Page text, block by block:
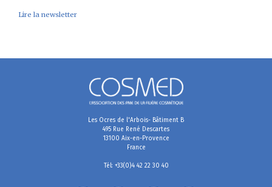
Lire la newsletter
Les Ocres de l'Arbois- Bâtiment B
495 Rue René Descartes
13100 Aix-en-Provence
France
Tél: +33(0)4 42 22 30 40